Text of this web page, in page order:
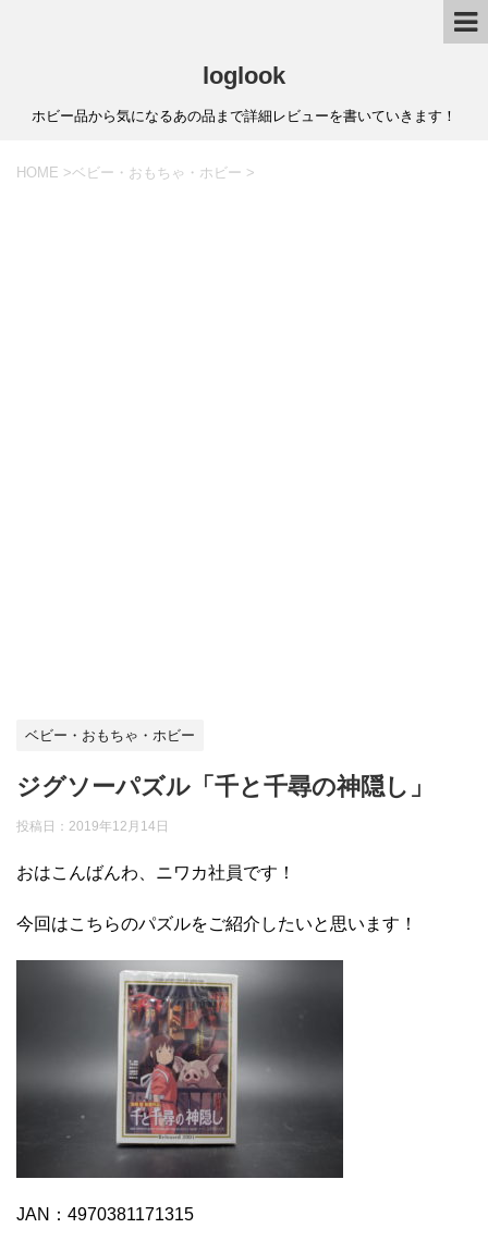
loglook
ホビー品から気になるあの品まで詳細レビューを書いていきます！
HOME >ベビー・おもちゃ・ホビー >
ベビー・おもちゃ・ホビー
ジグソーパズル「千と千尋の神隠し」
投稿日： 2019年12月14日
おはこんばんわ、ニワカ社員です！
今回はこちらのパズルをご紹介したいと思います！
JAN：4970381171315